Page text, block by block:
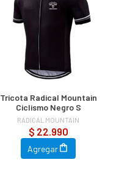
Tricota Radical Mountain
Ciclismo Negro S
RADICAL MOUNTAIN
$ 22.990
Agregar